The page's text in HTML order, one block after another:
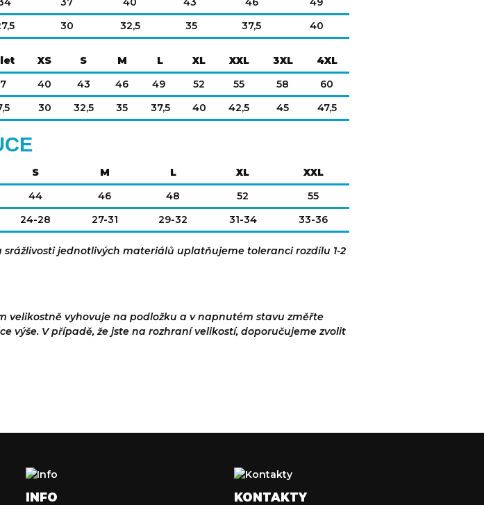
30 32,5 35 37,5 40
XS S M L XL XXL 3XL
4XL
40 43 46 49 52 55 58
60
30 32,5 35 37,5 40 42,5 45 47,5
S M L XL
XXL
44 46 48 52
55
24-28 27-31 29-32 31-34 33-36
jednotlivých materiálů uplatňujeme toleranci rozdílu 1-2
velikostně vyhovuje na podložku a v napnutém stavu změřte
výše. V případě, že jste na rozhraní velikostí, doporučujeme zvolit
INFO KONTAKTY